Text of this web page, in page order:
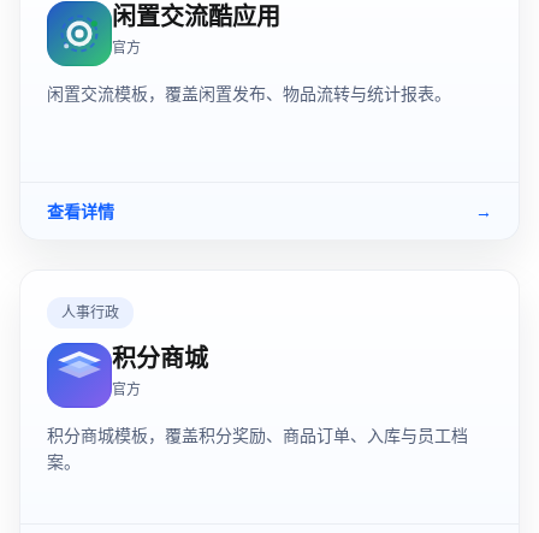
闲置交流酷应用
官方
闲置交流模板，覆盖闲置发布、物品流转与统计报表。
查看详情 →
人事行政
积分商城
官方
积分商城模板，覆盖积分奖励、商品订单、入库与员工档
案。